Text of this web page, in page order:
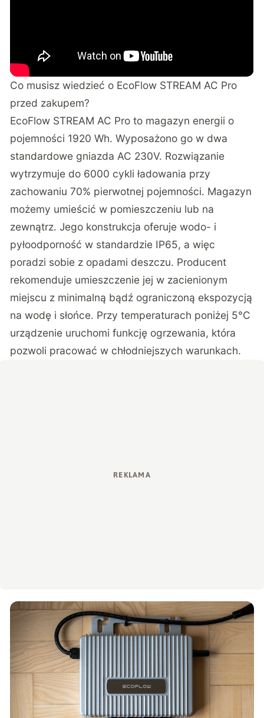
Co musisz wiedzieć o EcoFlow STREAM AC Pro
przed zakupem?
EcoFlow STREAM AC Pro to magazyn energii o
pojemności 1920 Wh. Wyposażono go w dwa
standardowe gniazda AC 230V. Rozwiązanie
wytrzymuje do 6000 cykli ładowania przy
zachowaniu 70% pierwotnej pojemności. Magazyn
możemy umieścić w pomieszczeniu lub na
zewnątrz. Jego konstrukcja oferuje wodo- i
pyłoodporność w standardzie IP65, a więc
poradzi sobie z opadami deszczu. Producent
rekomenduje umieszczenie jej w zacienionym
miejscu z minimalną bądź ograniczoną ekspozycją
na wodę i słońce. Przy temperaturach poniżej 5°C
urządzenie uruchomi funkcję ogrzewania, która
pozwoli pracować w chłodniejszych warunkach.